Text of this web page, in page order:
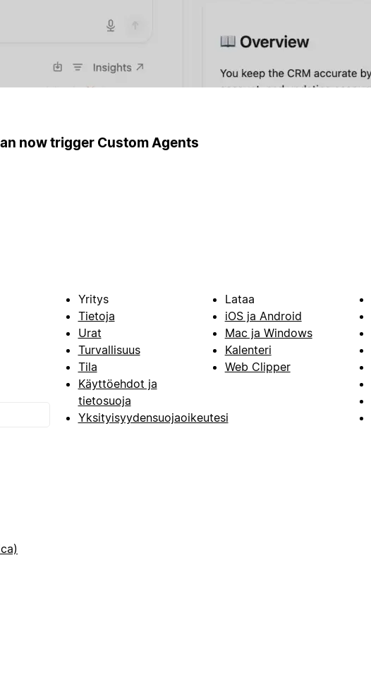
now trigger Custom Agents
Yritys
Tietoja
Urat
Turvallisuus
Tila
Käyttöehdot ja
tietosuoja
Yksityisyydensuojaoikeutesi
Lataa
iOS ja Android
Mac ja Windows
Kalenteri
Web Clipper